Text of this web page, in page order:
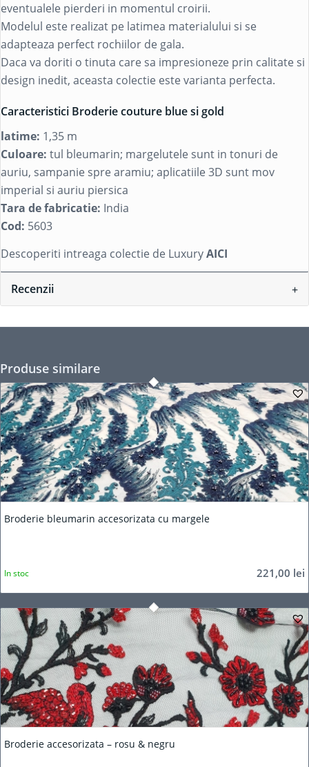
eventualele pierderi in momentul croirii.
Modelul este realizat pe latimea materialului si se
adapteaza perfect rochiilor de gala.
Daca va doriti o tinuta care sa impresioneze prin calitate si
design inedit, aceasta colectie este varianta perfecta.
Caracteristici Broderie couture blue si gold
latime: 1,35 m
Culoare: tul bleumarin; margelutele sunt in tonuri de
auriu, sampanie spre aramiu; aplicatiile 3D sunt mov
imperial si auriu piersica
Tara de fabricatie: India
Cod: 5603
Descoperiti intreaga colectie de LuxuryAICI
Recenzii
Produse similare
Broderie bleumarin accesorizata cu margele
221,00 lei
In stoc
Broderie accesorizata – rosu & negru